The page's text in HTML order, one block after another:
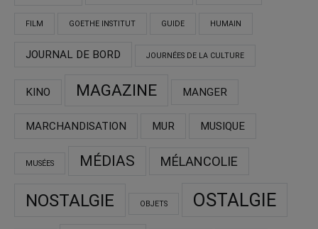
FILM GOETHE INSTITUT GUIDE HUMAIN
JOURNAL DE BORD JOURNÉES DE LA CULTURE
KINO MAGAZINE MANGER
MARCHANDISATION MUR MUSIQUE
MUSÉES MÉDIAS MÉLANCOLIE
NOSTALGIE OBJETS OSTALGIE